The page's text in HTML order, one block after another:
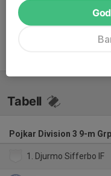
Tabell
Pojkar Division 3 9-m
1. Djurmo Sifferbo IF